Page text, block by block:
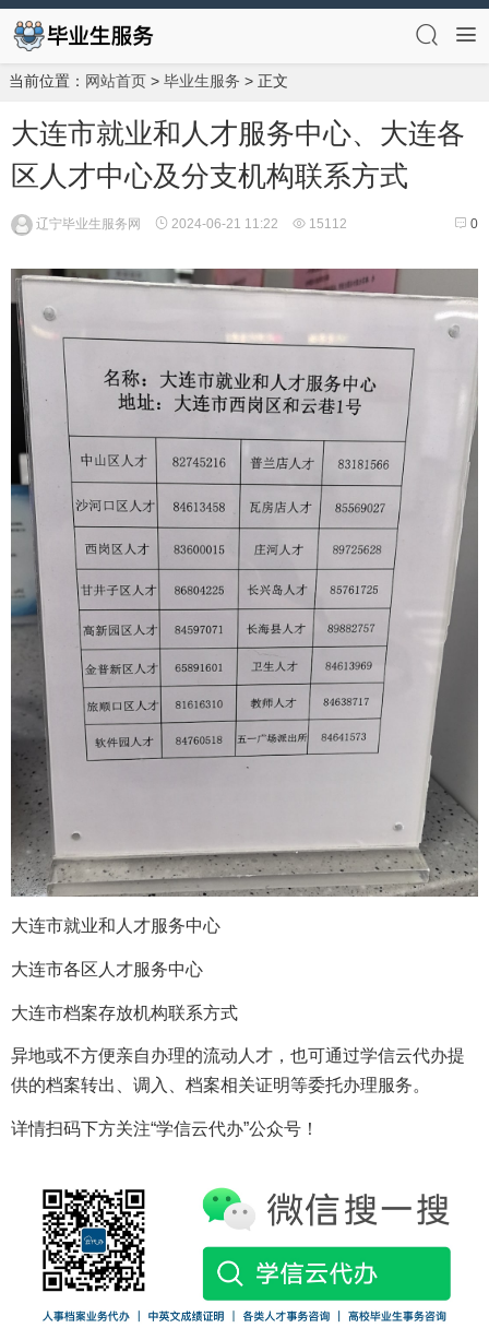
当前位置： 网站首页 > 毕业生服务 > 正文
大连市就业和人才服务中心、大连各
区人才中心及分支机构联系方式
0
辽宁毕业生服务网 2024-06-21 11:22 15112
大连市就业和人才服务中心
大连市各区人才服务中心
大连市档案存放机构联系方式
异地或不方便亲自办理的流动人才，也可通过学信云代办提
供的档案转出、调入、档案相关证明等委托办理服务。
详情扫码下方关注“学信云代办”公众号！